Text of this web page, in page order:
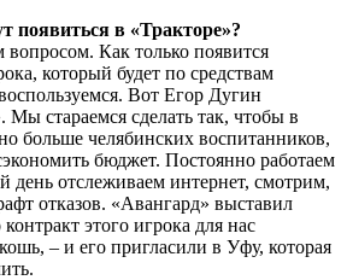
появиться в «Тракторе»?
Как только появится
который будет по средствам
Вот Егор Дугин
Мы стараемся сделать так, чтобы в
больше челябинских воспитанников,
бюджет. Постоянно работаем
день отслеживаем интернет, смотрим,
отказов. «Авангард» выставил
этого игрока для нас
– и его пригласили в Уфу, которая